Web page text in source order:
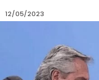
12/05/2023